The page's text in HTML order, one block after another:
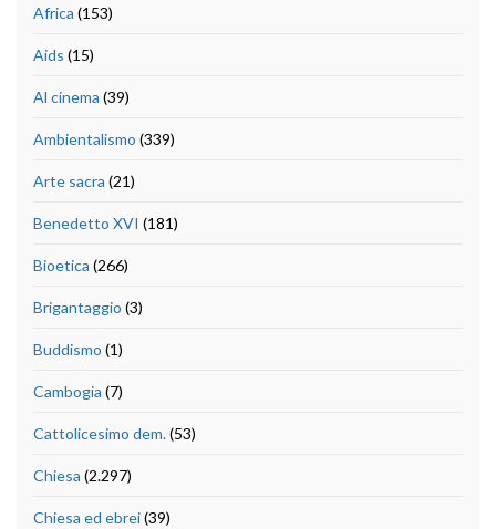
Africa (153)
Aids (15)
Al cinema (39)
Ambientalismo (339)
Arte sacra (21)
Benedetto XVI (181)
Bioetica (266)
Brigantaggio (3)
Buddismo (1)
Cambogia (7)
Cattolicesimo dem.(53)
Chiesa (2.297)
Chiesa ed ebrei(39)